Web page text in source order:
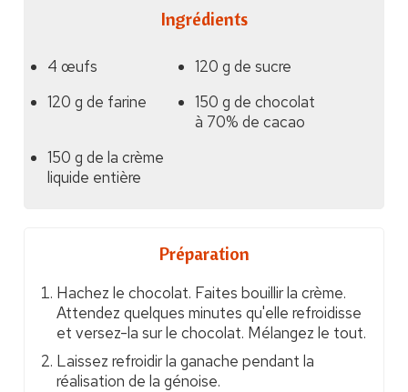
Ingrédients
4 œufs
120 g de sucre
120 g de farine
150 g de chocolat
à 70% de cacao
150 g de la crème
liquide entière
Préparation
Hachez le chocolat. Faites bouillir la crème.
Attendez quelques minutes qu'elle refroidisse
et versez-la sur le chocolat. Mélangez le tout.
Laissez refroidir la ganache pendant la
réalisation de la génoise.